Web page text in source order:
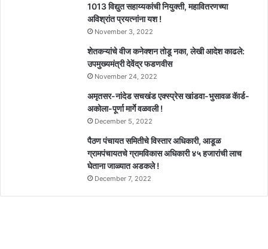
1013 विद्युत सहाय्यकांची नियुक्ती, महावितरणच्या
अविश्रांत प्रयत्नांना यश !
November 3, 2022
शेतकऱ्यांचे वीज कनेक्शन तोडू नका, लेखी आदेश काढले:
उपमुख्यमंत्री देवेंद्र फडणवीस
November 24, 2022
अमृतसर-नांदेड सचखंड एक्स्प्रेस खांडवा-भुसावळ कॅार्ड-
अकोला-पूर्णा मार्गे वळवली !
December 5, 2022
पैठण पंचायत समितीचे विस्तार अधिकारी, आडूळ
ग्रामपंचायतचे ग्रामविकास अधिकारी ४५ हजारांची लाच
घेताना जाळ्यात अडकले !
December 7, 2022